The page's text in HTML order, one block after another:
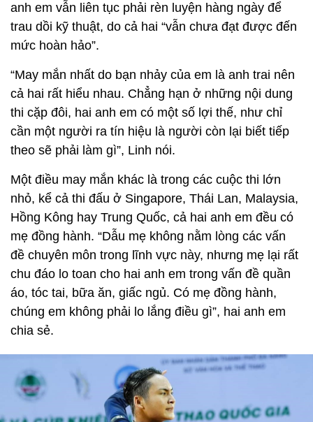
anh em vẫn liên tục phải rèn luyện hàng ngày để
trau dồi kỹ thuật, do cả hai “vẫn chưa đạt được đến
mức hoàn hảo”.
“May mắn nhất do bạn nhảy của em là anh trai nên
cả hai rất hiểu nhau. Chẳng hạn ở những nội dung
thi cặp đôi, hai anh em có một số lợi thế, như chỉ
cần một người ra tín hiệu là người còn lại biết tiếp
theo sẽ phải làm gì”, Linh nói.
Một điều may mắn khác là trong các cuộc thi lớn
nhỏ, kể cả thi đấu ở Singapore, Thái Lan, Malaysia,
Hồng Kông hay Trung Quốc, cả hai anh em đều có
mẹ đồng hành. “Dẫu mẹ không nằm lòng các vấn
đề chuyên môn trong lĩnh vực này, nhưng mẹ lại rất
chu đáo lo toan cho hai anh em trong vấn đề quần
áo, tóc tai, bữa ăn, giấc ngủ. Có mẹ đồng hành,
chúng em không phải lo lắng điều gì”, hai anh em
chia sẻ.